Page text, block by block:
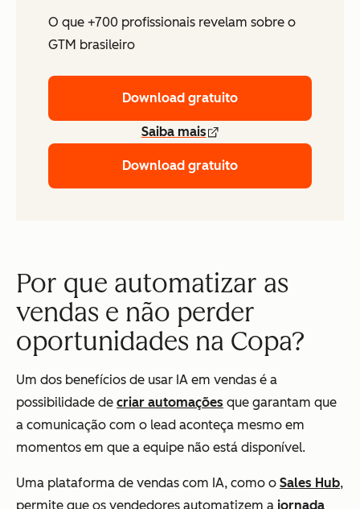
O que +700 profissionais revelam sobre o
GTM brasileiro
Download gratuito
Saiba mais
Download gratuito
Por que automatizar as
vendas e não perder
oportunidades na Copa?
Um dos benefícios de usar IA em vendas é a
possibilidade de criar automações que garantam que
a comunicação com o lead aconteça mesmo em
momentos em que a equipe não está disponível.
Uma plataforma de vendas com IA, como o Sales Hub,
permite que os vendedores automatizem a jornada